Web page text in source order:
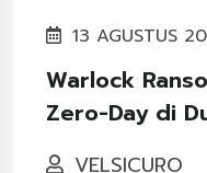
13 AGUSTUS
Warlock
Zero-Day di
VELSICURO